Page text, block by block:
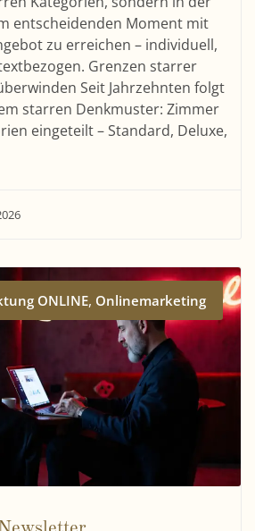
entscheidenden Moment mit
zu erreichen – individuell,
Grenzen starrer
Seit Jahrzehnten folgt
starren Denkmuster: Zimmer
eingeteilt – Standard, Deluxe,
ONLINE, Onlinemarketing